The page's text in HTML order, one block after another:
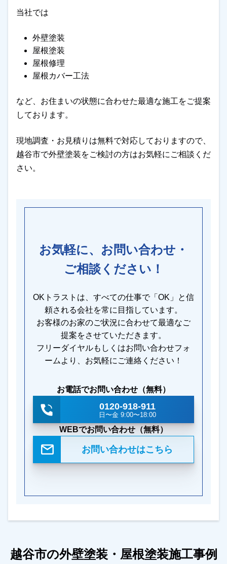
当社では
外壁塗装
屋根塗装
屋根修理
屋根カバー工法
など、お住まいの状態に合わせた最適な施工をご提案
しております。
現地調査・お見積りは無料で対応しておりますので、
越谷市で外壁塗装をご検討の方はお気軽にご相談くだ
さい。
お気軽に、お問い合わせ・
ご相談ください！
OKトラストは、すべての仕事で「OK」と信
頼される会社を常に目指しています。
お客様のお家のご状況に合わせて最適なご
提案をさせていただきます。
フリーダイヤルもしくはお問い合わせフォ
ームより、お気軽にご連絡ください！
お電話でお問い合わせ（無料）
0120-918-911
日〜金 9:00〜18:00
WEBでお問い合わせ（無料）
お問い合わせはこちら
越谷市の外壁塗装・屋根塗装施工事例